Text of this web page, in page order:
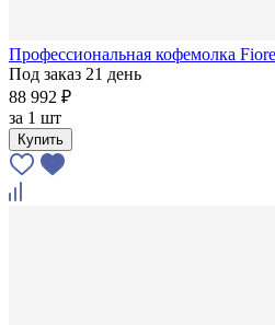
Профессиональная кофемолка
Под заказ 21 день
88 992 ₽
за 1 шт
Купить